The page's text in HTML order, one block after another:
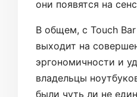
они появятся на
В общем, с Touch
выходит на
эргономичности и
владельцы
были чуть ли не